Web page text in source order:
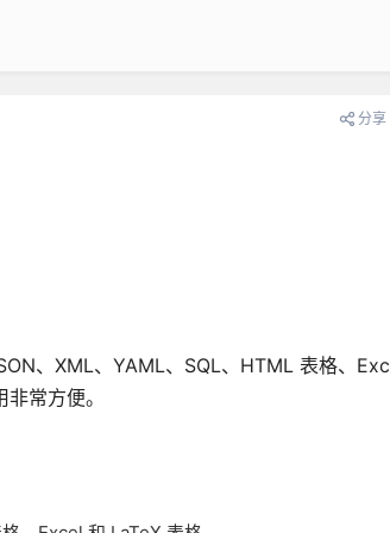
分享
、XML、YAML、SQL、HTML 表格、Exc
常方便。